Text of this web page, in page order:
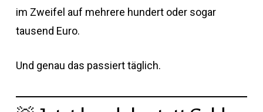
im Zweifel auf mehrere hundert oder sogar
tausend Euro.
Und genau das passiert täglich.